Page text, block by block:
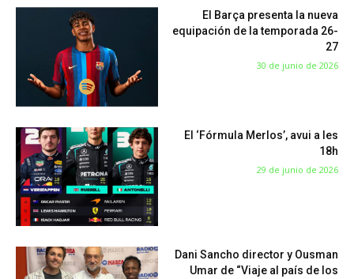
El Barça presenta la nueva
equipación de la temporada 26-
27
30 de junio de 2026
El ‘Fórmula Merlos’, avui a les
18h
29 de junio de 2026
Dani Sancho director y Ousman
Umar de “Viaje al país de los